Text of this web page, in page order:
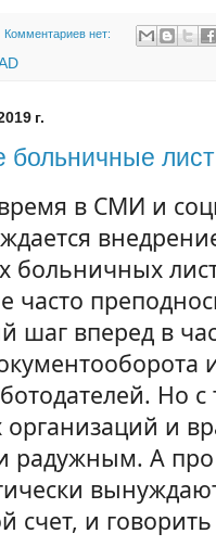
Комментариев нет:
г.
больничные
в СМИ и
больничных
часто
шаг вперед в
Но с
и
радужным. А
счет, и